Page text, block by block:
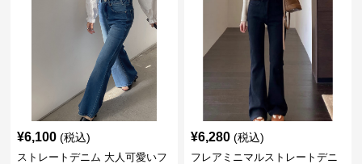
¥6,100 (税込)
ストレートデニム 大人可愛いフ
¥6,280 (税込)
フレアミニマルストレートデニ